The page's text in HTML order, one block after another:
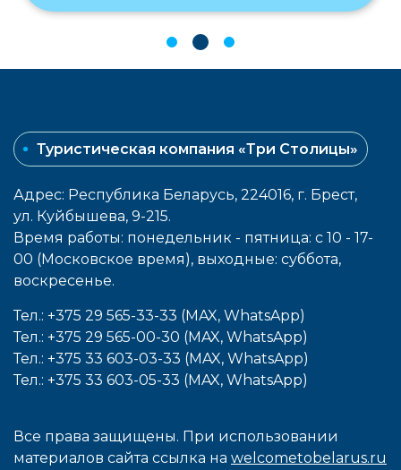
Туристическая компания «Три Столицы»
Адрес: Республика Беларусь, 224016, г. Брест,
ул. Куйбышева, 9-215.
Время работы: понедельник - пятница: с 10 - 17-
00 (Московское время), выходные: cуббота,
воcкресенье.
Тел.: +375 29 565-33-33 (MAX, WhatsApp)
Тел.: +375 29 565-00-30 (MAX, WhatsApp)
Тел.: +375 33 603-03-33 (MAX, WhatsApp)
Тел.: +375 33 603-05-33 (MAX, WhatsApp)
Все права защищены. При использовании
материалов сайта ссылка на welcometobelarus.ru